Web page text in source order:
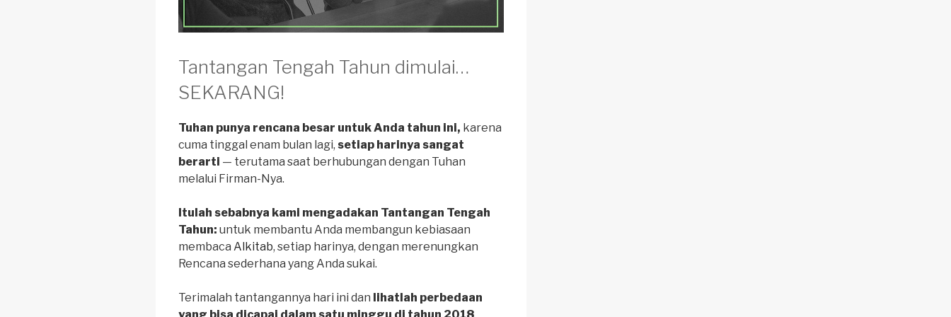
Tantangan Tengah Tahun dimulai…
SEKARANG!
Tuhan punya rencana besar untuk Anda tahun ini, karena
cuma tinggal enam bulan lagi, setiap harinya sangat
berarti — terutama saat berhubungan dengan Tuhan
melalui Firman-Nya.
Itulah sebabnya kami mengadakan Tantangan Tengah
Tahun: untuk membantu Anda membangun kebiasaan
membaca Alkitab, setiap harinya, dengan merenungkan
Rencana sederhana yang Anda sukai.
Terimalah tantangannya hari ini dan lihatlah perbedaan